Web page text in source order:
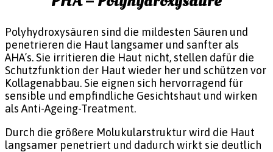
Polyhydroxysäuren sind die mildesten Säuren und
penetrieren die Haut langsamer und sanfter als
AHA’s. Sie irritieren die Haut nicht, stellen dafür die
Schutzfunktion der Haut wieder her und schützen vor
Kollagenabbau. Sie eignen sich hervorragend für
sensible und empfindliche Gesichtshaut und wirken
als Anti-Ageing-Treatment.
Durch die größere Molukularstruktur wird die Haut
langsamer penetriert und dadurch wirkt sie deutlich